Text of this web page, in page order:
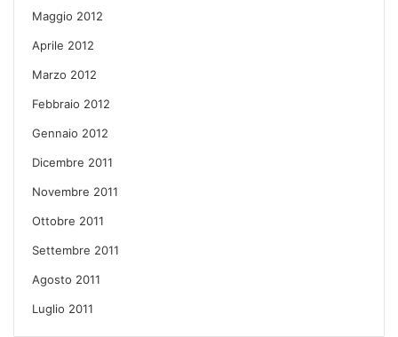
Maggio 2012
Aprile 2012
Marzo 2012
Febbraio 2012
Gennaio 2012
Dicembre 2011
Novembre 2011
Ottobre 2011
Settembre 2011
Agosto 2011
Luglio 2011